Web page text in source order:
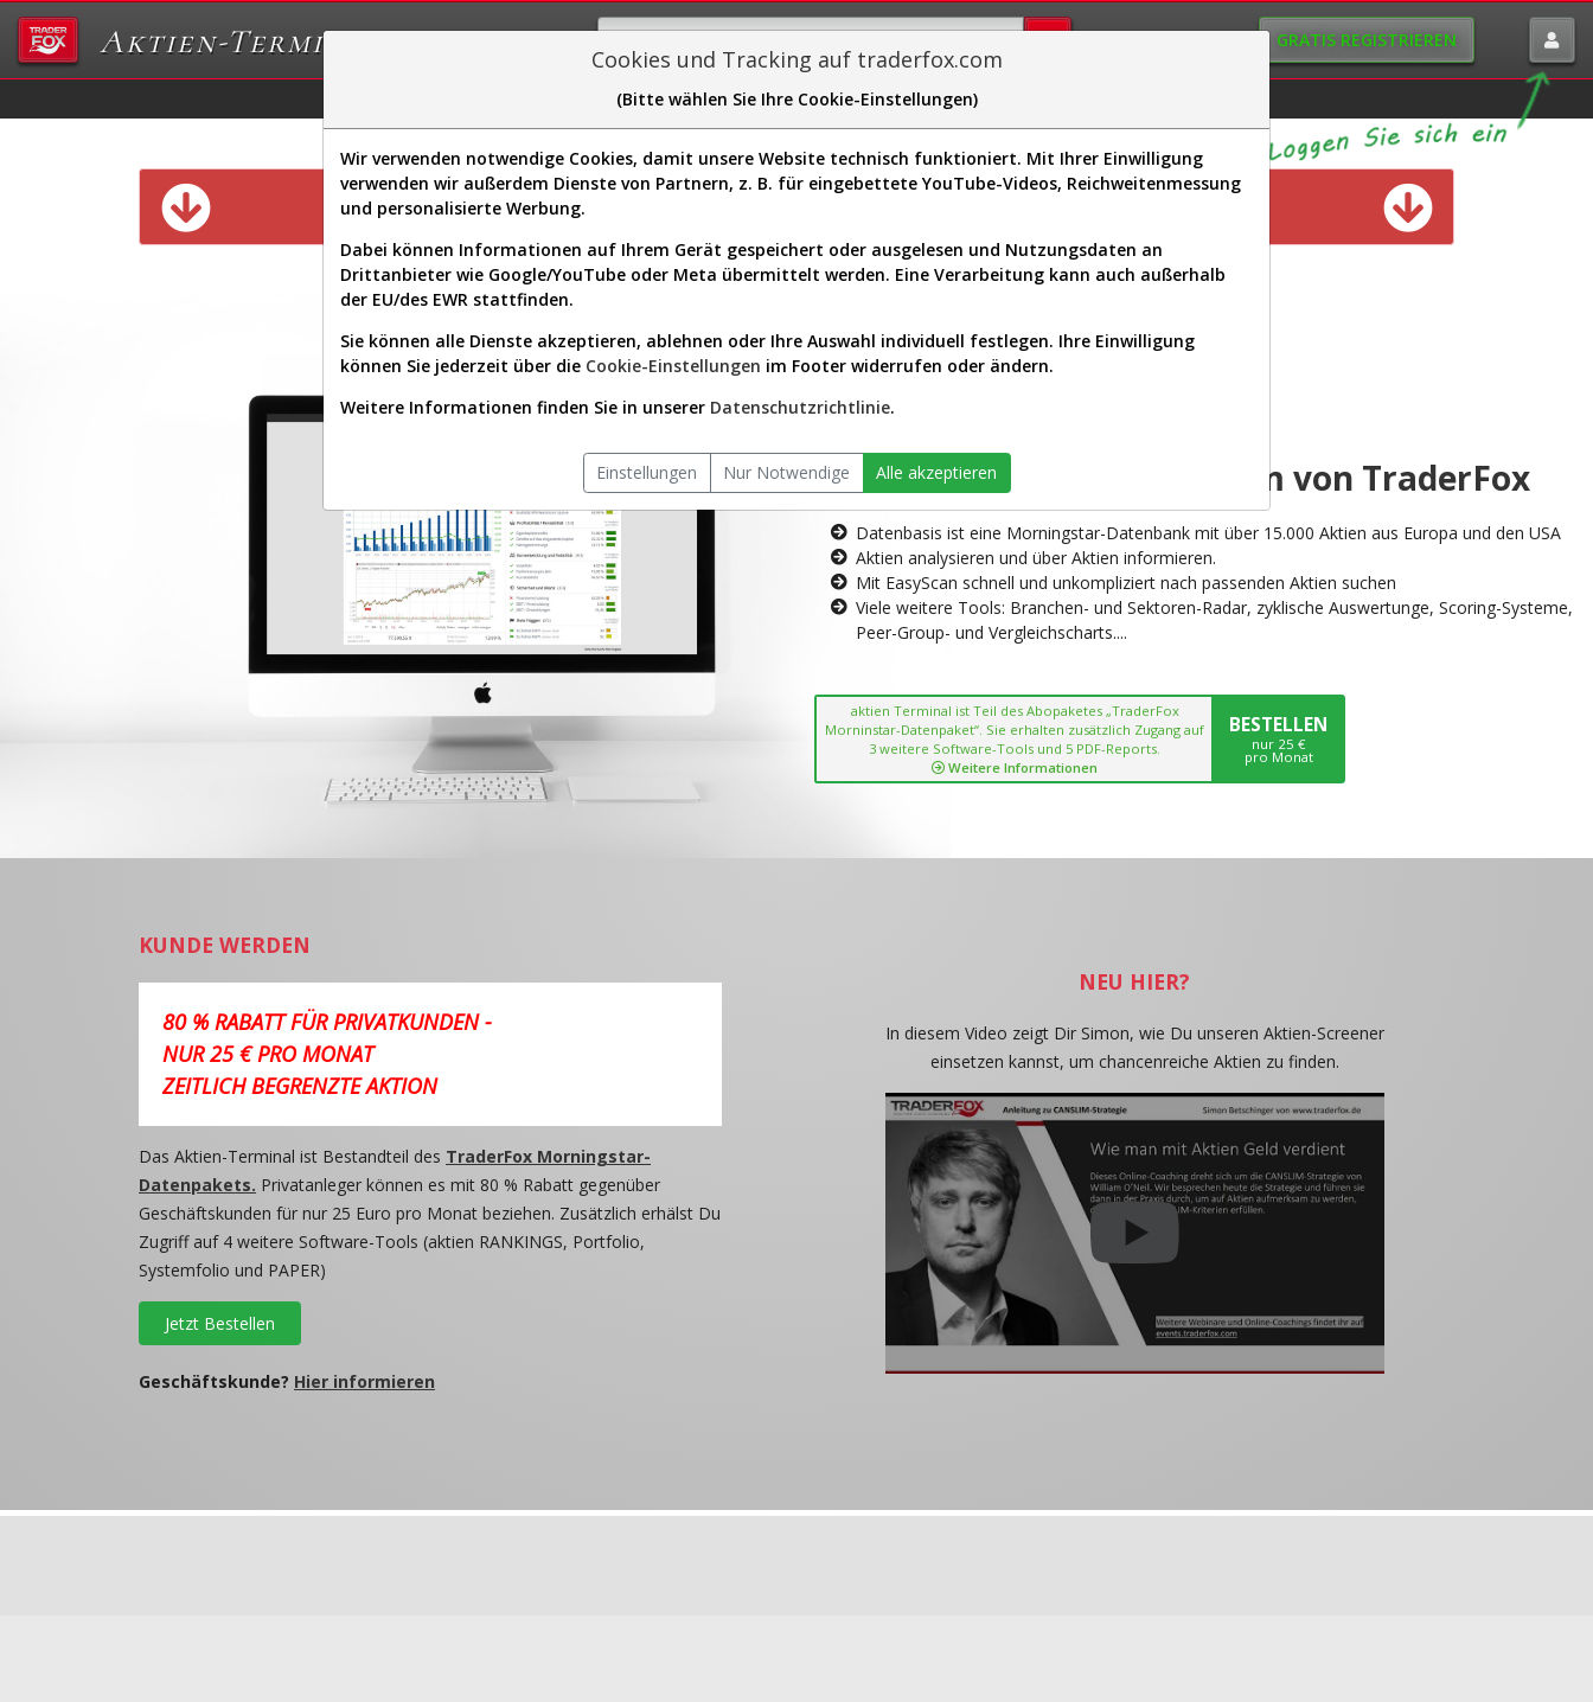
Aktien-Terminal GRATIS REGISTRIEREN
Sector-Spider Easy-Scan Visualizations
Diese Funktion ist nur für Premium-Kunden verfügbar
AKTIEN-TERMINAL
Die Aktienanalyse-Plattform von TraderFox
Datenbasis ist eine Morningstar-Datenbank mit über 15.000 Aktien aus Europa und den USA
Aktien analysieren und über Aktien informieren.
Mit EasyScan schnell und unkompliziert nach passenden Aktien suchen
Viele weitere Tools: Branchen- und Sektoren-Radar, zyklische Auswertunge, Scoring-Systeme,
Peer-Group- und Vergleichscharts....
aktien Terminal ist Teil des Abopaketes „TraderFox
Morninstar-Datenpaket“. Sie erhalten zusätzlich Zugang auf
3 weitere Software-Tools und 5 PDF-Reports.
Weitere Informationen
BESTELLEN
nur 25 €
pro Monat
KUNDE WERDEN
80 % RABATT FÜR PRIVATKUNDEN -
NUR 25 € PRO MONAT
ZEITLICH BEGRENZTE AKTION
Das Aktien-Terminal ist Bestandteil des TraderFox Morningstar-
Datenpakets. Privatanleger können es mit 80 % Rabatt gegenüber
Geschäftskunden für nur 25 Euro pro Monat beziehen. Zusätzlich erhälst Du
Zugriff auf 4 weitere Software-Tools (aktien RANKINGS, Portfolio,
Systemfolio und PAPER)
Jetzt Bestellen
Geschäftskunde? Hier informieren
NEU HIER?
In diesem Video zeigt Dir Simon, wie Du unseren Aktien-Screener
einsetzen kannst, um chancenreiche Aktien zu finden.
Cookies und Tracking auf traderfox.com
(Bitte wählen Sie Ihre Cookie-Einstellungen)
Wir verwenden notwendige Cookies, damit unsere Website technisch funktioniert. Mit Ihrer Einwilligung
verwenden wir außerdem Dienste von Partnern, z. B. für eingebettete YouTube-Videos, Reichweitenmessung
und personalisierte Werbung.
Dabei können Informationen auf Ihrem Gerät gespeichert oder ausgelesen und Nutzungsdaten an
Drittanbieter wie Google/YouTube oder Meta übermittelt werden. Eine Verarbeitung kann auch außerhalb
der EU/des EWR stattfinden.
Sie können alle Dienste akzeptieren, ablehnen oder Ihre Auswahl individuell festlegen. Ihre Einwilligung
können Sie jederzeit über die Cookie-Einstellungen im Footer widerrufen oder ändern.
Weitere Informationen finden Sie in unserer Datenschutzrichtlinie.
Einstellungen Nur Notwendige Alle akzeptieren